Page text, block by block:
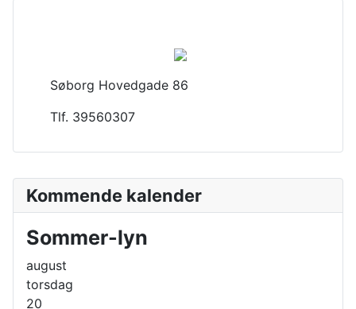
Kommende kalender
Sommer-lyn
august
torsdag
20
Søborg Hovedgade 86
Tlf. 39560307